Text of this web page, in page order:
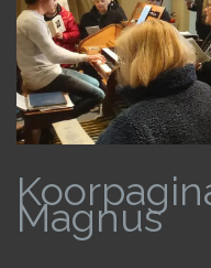
Magnus